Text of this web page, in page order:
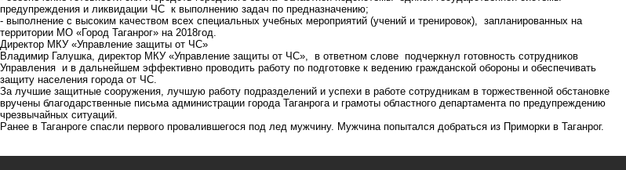
предупреждения и ликвидации ЧС к выполнению задач по предназначению;
- выполнение с высоким качеством всех специальных учебных мероприятий (учений и тренировок), запланированных на
территории МО «Город Таганрог» на 2018год.
Директор МКУ «Управление защиты от ЧС»
Владимир Галушка, директор МКУ «Управление защиты от ЧС», в ответном слове подчеркнул готовность сотрудников
Управления и в дальнейшем эффективно проводить работу по подготовке к ведению гражданской обороны и обеспечивать
защиту населения города от ЧС.
За лучшие защитные сооружения, лучшую работу подразделений и успехи в работе сотрудникам в торжественной обстановке
вручены благодарственные письма администрации города Таганрога и грамоты областного департамента по предупреждению
чрезвычайных ситуаций.
Ранее в Таганроге спасли первого провалившегося под лед мужчину. Мужчина попытался добраться из Приморки в Таганрог.